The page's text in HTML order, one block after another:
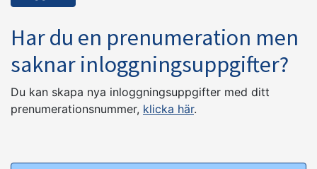
Har du en prenumeration men
saknar inloggningsuppgifter?
Du kan skapa nya inloggningsuppgifter med ditt
prenumerationsnummer, klicka här.